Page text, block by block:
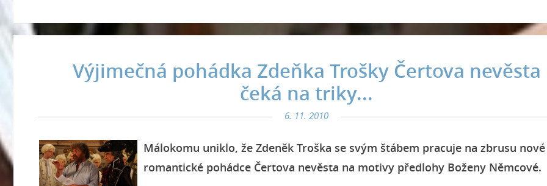
Výjimečná pohádka Zdeňka Trošky Čertova nevěsta
čeká na triky...
6. 11. 2010
Málokomu uniklo, že Zdeněk Troška se svým štábem pracuje na zbrusu nové
romantické pohádce Čertova nevěsta na motivy předlohy Boženy Němcové.